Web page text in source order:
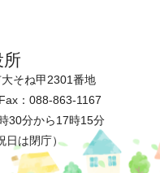
所
そね甲2301番地
Fax：088-863-1167
30分から17時15分
日は閉庁）